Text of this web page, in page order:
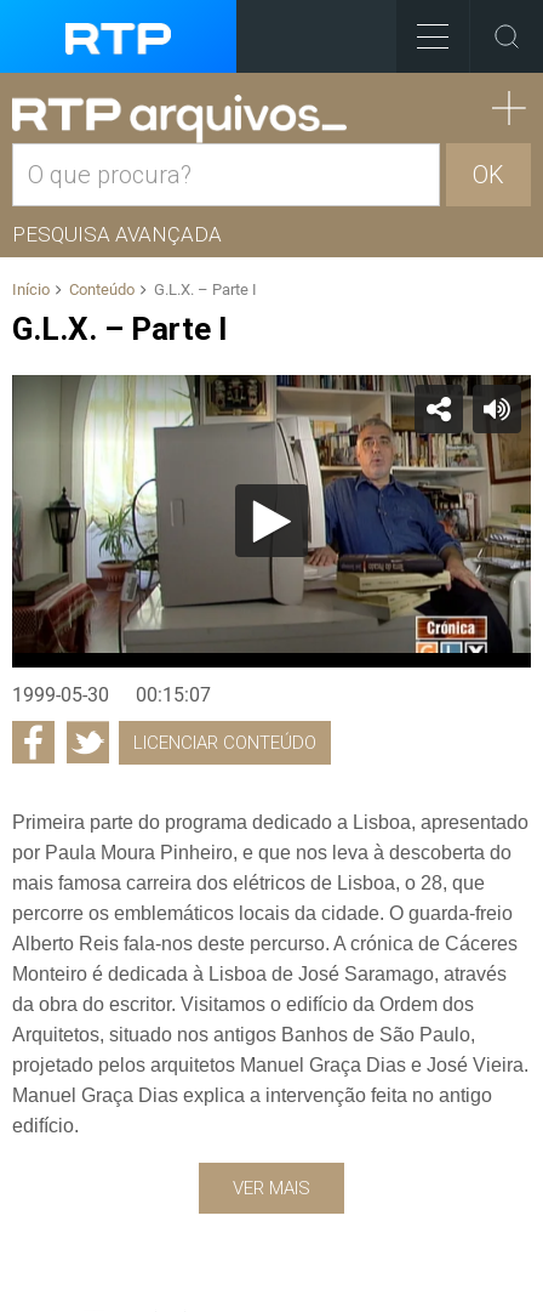
OK
PESQUISA AVANÇADA
Início Conteúdo G.L.X. – Parte I
G.L.X. – Parte I
1999-05-30 00:15:07
LICENCIAR CONTEÚDO
Primeira parte do programa dedicado a Lisboa, apresentado
por Paula Moura Pinheiro, e que nos leva à descoberta do
mais famosa carreira dos elétricos de Lisboa, o 28, que
percorre os emblemáticos locais da cidade. O guarda-freio
Alberto Reis fala-nos deste percurso. A crónica de Cáceres
Monteiro é dedicada à Lisboa de José Saramago, através
da obra do escritor. Visitamos o edifício da Ordem dos
Arquitetos, situado nos antigos Banhos de São Paulo,
projetado pelos arquitetos Manuel Graça Dias e José Vieira.
Manuel Graça Dias explica a intervenção feita no antigo
edifício.
VER MAIS